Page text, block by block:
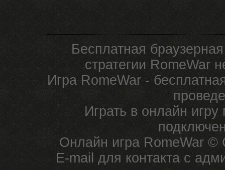
Бесплатная
стратегии RomeWar
Игра RomeWar -
Играть в онлайн
Онлайн игра RomeWar ©
E-mail для контакта с